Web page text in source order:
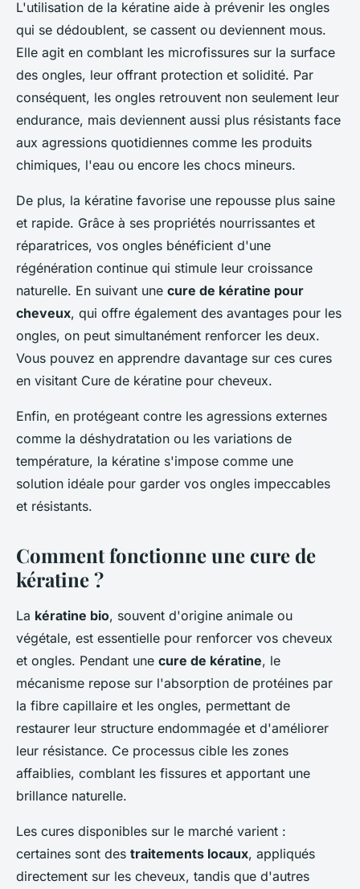
L'utilisation de la kératine aide à prévenir les ongles
qui se dédoublent, se cassent ou deviennent mous.
Elle agit en comblant les microfissures sur la surface
des ongles, leur offrant protection et solidité. Par
conséquent, les ongles retrouvent non seulement leur
endurance, mais deviennent aussi plus résistants face
aux agressions quotidiennes comme les produits
chimiques, l'eau ou encore les chocs mineurs.
De plus, la kératine favorise une repousse plus saine
et rapide. Grâce à ses propriétés nourrissantes et
réparatrices, vos ongles bénéficient d'une
régénération continue qui stimule leur croissance
naturelle. En suivant une cure de kératine pour
cheveux, qui offre également des avantages pour les
ongles, on peut simultanément renforcer les deux.
Vous pouvez en apprendre davantage sur ces cures
en visitant Cure de kératine pour cheveux.
Enfin, en protégeant contre les agressions externes
comme la déshydratation ou les variations de
température, la kératine s'impose comme une
solution idéale pour garder vos ongles impeccables
et résistants.
Comment fonctionne une cure de
kératine ?
La kératine bio, souvent d'origine animale ou
végétale, est essentielle pour renforcer vos cheveux
et ongles. Pendant une cure de kératine, le
mécanisme repose sur l'absorption de protéines par
la fibre capillaire et les ongles, permettant de
restaurer leur structure endommagée et d'améliorer
leur résistance. Ce processus cible les zones
affaiblies, comblant les fissures et apportant une
brillance naturelle.
Les cures disponibles sur le marché varient :
certaines sont des traitements locaux, appliqués
directement sur les cheveux, tandis que d'autres